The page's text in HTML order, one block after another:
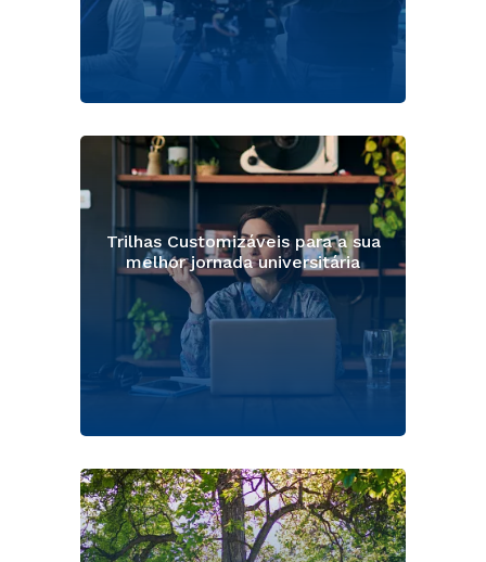
Trilhas Customizáveis para a sua
melhor jornada universitária